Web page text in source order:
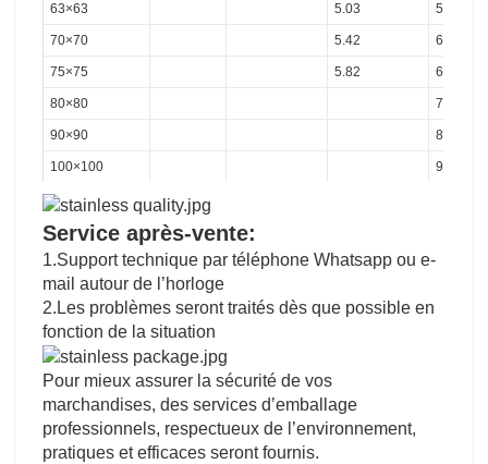
63×63 5.03 5.95
70×70 5.42 6.42
75×75 5.82 6.89
80×80 7.37
90×90 8.33
100×100 9.28
Service après-vente:
1.Support technique par téléphone Whatsapp ou e-
mail autour de l’horloge
2.Les problèmes seront traités dès que possible en
fonction de la situation
Pour mieux assurer la sécurité de vos
marchandises, des services d’emballage
professionnels, respectueux de l’environnement,
pratiques et efficaces seront fournis.